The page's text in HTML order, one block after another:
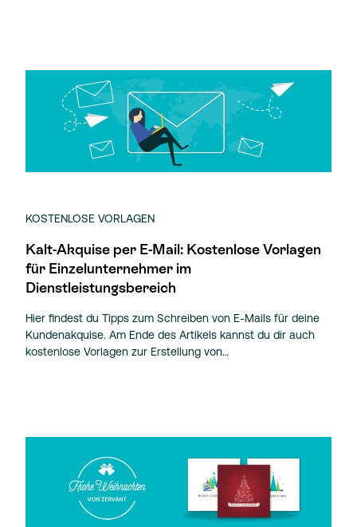
KOSTENLOSE VORLAGEN
Kalt-Akquise per E-Mail: Kostenlose Vorlagen
für Einzelunternehmer im
Dienstleistungsbereich
Hier findest du Tipps zum Schreiben von E-Mails für deine
Kundenakquise. Am Ende des Artikels kannst du dir auch
kostenlose Vorlagen zur Erstellung von…